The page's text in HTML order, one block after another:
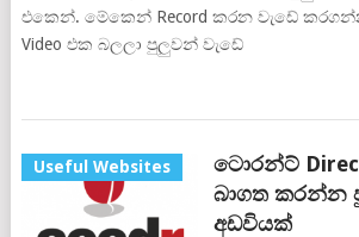
එකෙන්. මේකෙන් Record කරන වැඩේ
Video එක බලලා පුලුවන් වැඩේ
Useful Websites
ටොරන්ට්
බාගත කරන්න
අඩවියක්